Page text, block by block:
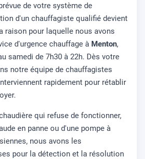
de votre système de
d'un chauffagiste qualifié devient
raison pour laquelle nous avons
d'urgence chauffage à Menton,
samedi de 7h30 à 22h. Dès votre
notre équipe de chauffagistes
rapidement pour rétablir
qui refuse de fonctionner,
en panne ou d'une pompe à
nous avons les
pour la détection et la résolution